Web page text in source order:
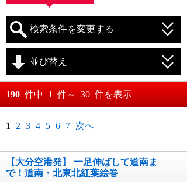
検索条件を変更する
月
月 日
並び替え
おすすめ順
料金が高い順
190 件中 1 件～ 30 件を表示
1 2 3 4 5 6 7 次へ
【大分空港発】 一足伸ばして道南ま
で！道南・北東北紅葉絵巻